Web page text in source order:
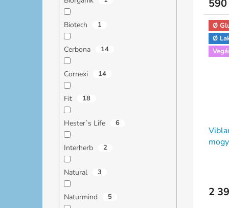
Biotech 1
Cerbona 14
Cornexi 14
Fit 18
Hester`s Life 6
Interherb 2
Natural 3
Naturmind 5
Ø
Ø
2